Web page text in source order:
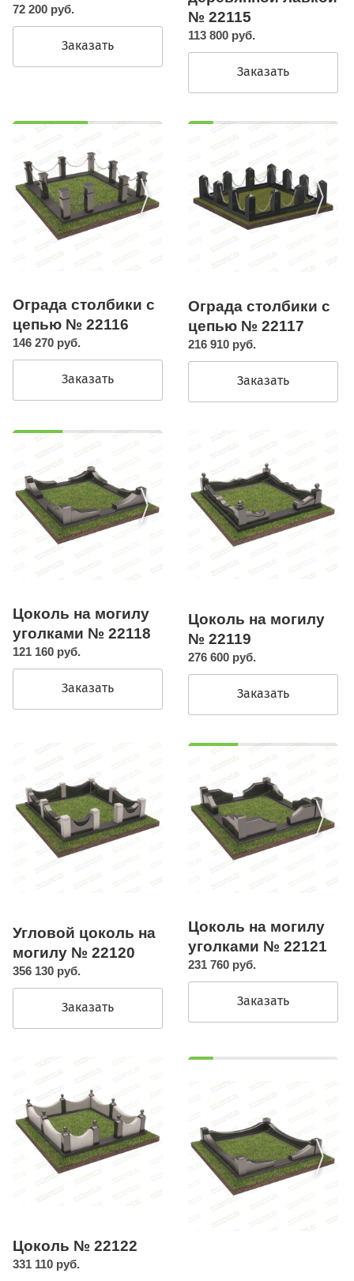
72 200 руб.
Заказать
№ 22115
113 800 руб.
Заказать
Ограда столбики с
цепью № 22116
146 270 руб.
Заказать
Ограда столбики с
цепью № 22117
216 910 руб.
Заказать
Цоколь на могилу
уголками № 22118
121 160 руб.
Заказать
Цоколь на могилу
№ 22119
276 600 руб.
Заказать
Угловой цоколь на
могилу № 22120
356 130 руб.
Заказать
Цоколь на могилу
уголками № 22121
231 760 руб.
Заказать
Цоколь № 22122
331 110 руб.